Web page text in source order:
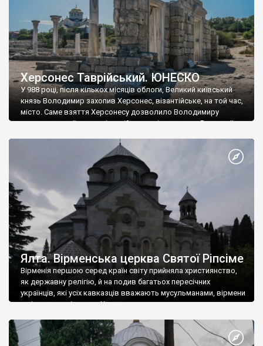
Херсонес Таврійський. ЮНЕСКО
У 988 році, після кількох місяців облоги, Великий київський
князь Володимир захопив Херсонес, візантійське, на той час,
місто. Саме взяття Херсонесу дозволило Володимиру
диктувати свої умови візантійському імператору Василю ІІ, та
Херсонесі Володимир-язичник, став Василем-християнином.
А потім було Хрещення Русі. На честь Херсонесу Таврійського
Ялта. Вірменська церква Святої Ріпсіме
Вірменія першою серед країн світу прийняла християнство,
як державну релігію, й на подив багатьох пересічних
українців, які усіх кавказців вважають мусульманами, вірмени
є відданими вірянами Христа